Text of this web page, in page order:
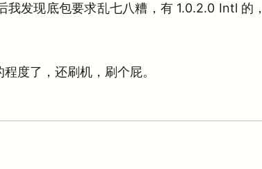
发现底包要求乱七八糟，有 1.0.2.0 Intl 的，
度了，还刷机，刷个屁。